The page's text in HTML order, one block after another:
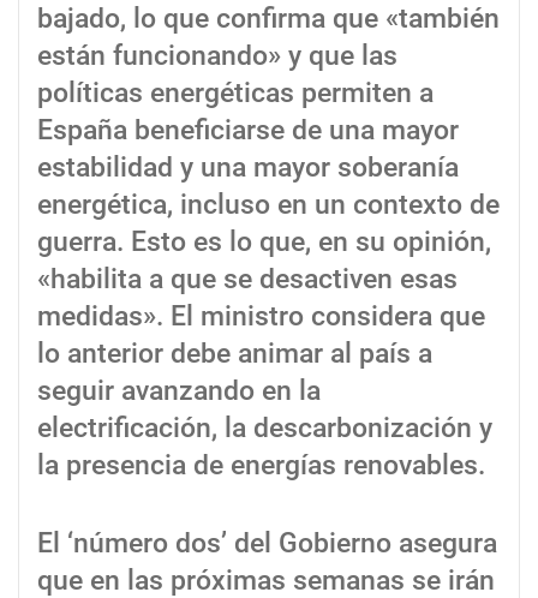
bajado, lo que confirma que «también
están funcionando» y que las
políticas energéticas permiten a
España beneficiarse de una mayor
estabilidad y una mayor soberanía
energética, incluso en un contexto de
guerra. Esto es lo que, en su opinión,
«habilita a que se desactiven esas
medidas». El ministro considera que
lo anterior debe animar al país a
seguir avanzando en la
electrificación, la descarbonización y
la presencia de energías renovables.
El ‘número dos’ del Gobierno asegura
que en las próximas semanas se irán